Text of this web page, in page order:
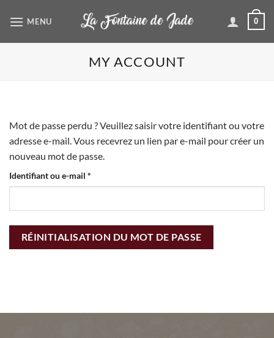
MENU 0
MY ACCOUNT
Mot de passe perdu ? Veuillez saisir votre identifiant ou votre
adresse e-mail. Vous recevrez un lien par e-mail pour créer un
nouveau mot de passe.
Identifiant ou e-mail *
RÉINITIALISATION DU MOT DE PASSE